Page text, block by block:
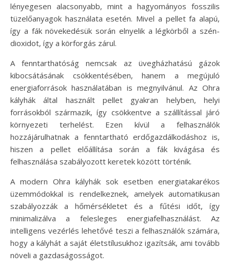
lényegesen alacsonyabb, mint a hagyományos fosszilis
tüzelőanyagok használata esetén. Mivel a pellet fa alapú,
így a fák növekedésük során elnyelik a légkörből a szén-
dioxidot, így a körforgás zárul.
A fenntarthatóság nemcsak az üvegházhatású gázok
kibocsátásának csökkentésében, hanem a megújuló
energiaforrások használatában is megnyilvánul. Az Ohra
kályhák által használt pellet gyakran helyben, helyi
forrásokból származik, így csökkentve a szállítással járó
környezeti terhelést. Ezen kívül a felhasználók
hozzájárulhatnak a fenntartható erdőgazdálkodáshoz is,
hiszen a pellet előállítása során a fák kivágása és
felhasználása szabályozott keretek között történik.
A modern Ohra kályhák sok esetben energiatakarékos
üzemmódokkal is rendelkeznek, amelyek automatikusan
szabályozzák a hőmérsékletet és a fűtési időt, így
minimalizálva a felesleges energiafelhasználást. Az
intelligens vezérlés lehetővé teszi a felhasználók számára,
hogy a kályhát a saját életstílusukhoz igazítsák, ami tovább
növeli a gazdaságosságot.